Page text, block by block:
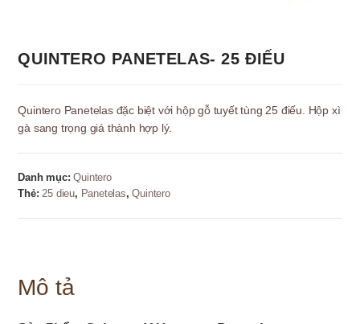
QUINTERO PANETELAS- 25 ĐIẾU
Quintero Panetelas đặc biệt với hộp gỗ tuyết tùng 25 điếu. Hộp xì
gà sang trọng giá thành hợp lý.
Danh mục:Quintero
Thẻ:25 dieu, Panetelas,Quintero
Mô tả